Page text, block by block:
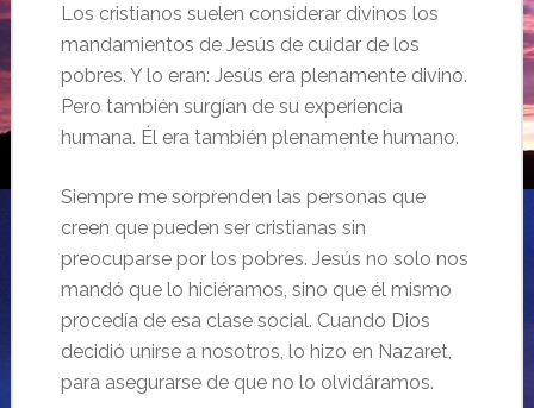
Los cristianos suelen considerar divinos los
mandamientos de Jesús de cuidar de los
pobres. Y lo eran: Jesús era plenamente divino.
Pero también surgían de su experiencia
humana. Él era también plenamente humano.
Siempre me sorprenden las personas que
creen que pueden ser cristianas sin
preocuparse por los pobres. Jesús no solo nos
mandó que lo hiciéramos, sino que él mismo
procedía de esa clase social. Cuando Dios
decidió unirse a nosotros, lo hizo en Nazaret,
para asegurarse de que no lo olvidáramos.